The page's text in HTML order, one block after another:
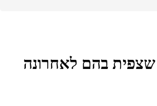
שצפית בהם לאחרונה